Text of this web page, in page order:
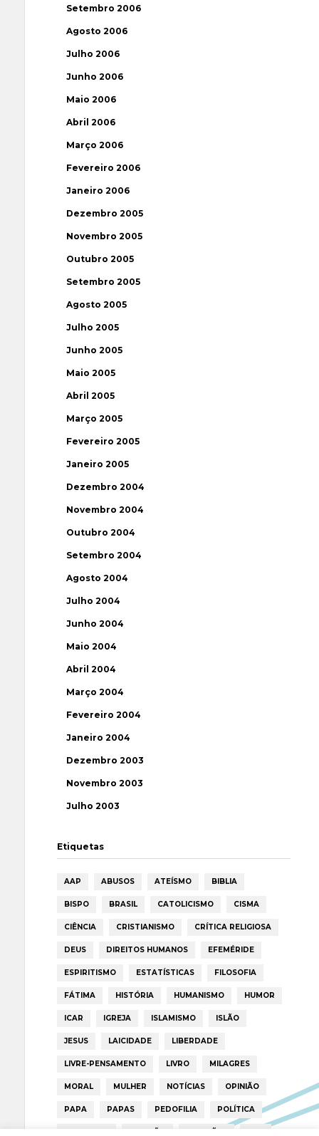
Setembro 2006
Agosto 2006
Julho 2006
Junho 2006
Maio 2006
Abril 2006
Março 2006
Fevereiro 2006
Janeiro 2006
Dezembro 2005
Novembro 2005
Outubro 2005
Setembro 2005
Agosto 2005
Julho 2005
Junho 2005
Maio 2005
Abril 2005
Março 2005
Fevereiro 2005
Janeiro 2005
Dezembro 2004
Novembro 2004
Outubro 2004
Setembro 2004
Agosto 2004
Julho 2004
Junho 2004
Maio 2004
Abril 2004
Março 2004
Fevereiro 2004
Janeiro 2004
Dezembro 2003
Novembro 2003
Julho 2003
Etiquetas
AAP ABUSOS ATEÍSMO BIBLIA
BISPO BRASIL CATOLICISMO CISMA
CIÊNCIA CRISTIANISMO CRÍTICA RELIGIOSA
DEUS DIREITOS HUMANOS EFEMÉRIDE
ESPIRITISMO ESTATÍSTICAS FILOSOFIA
FÁTIMA HISTÓRIA HUMANISMO HUMOR
ICAR IGREJA ISLAMISMO ISLÃO
JESUS LAICIDADE LIBERDADE
LIVRE-PENSAMENTO LIVRO MILAGRES
MORAL MULHER NOTÍCIAS OPINIÃO
PAPA PAPAS PEDOFILIA POLÍTICA
PORTUGAL RELIGIÃO RELIGIÕES RTP